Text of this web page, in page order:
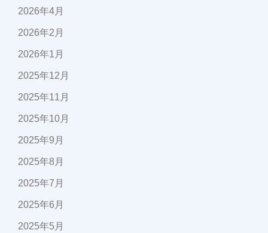
2026年4月
2026年2月
2026年1月
2025年12月
2025年11月
2025年10月
2025年9月
2025年8月
2025年7月
2025年6月
2025年5月